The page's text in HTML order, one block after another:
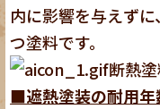
内に影響を与えず
つ塗料です。
断熱
■遮熱塗装の耐用年